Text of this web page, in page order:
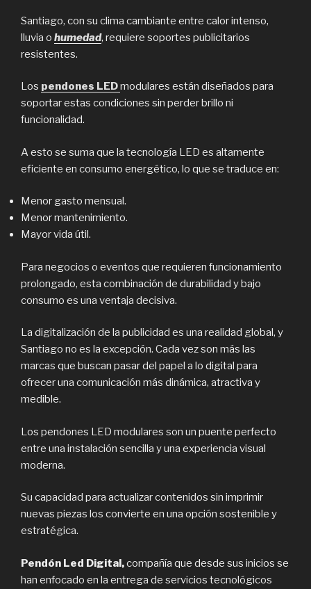
Santiago, con su clima cambiante entre calor intenso,
lluvia o humedad, requiere soportes publicitarios
resistentes.
Los pendones LEDmodulares están diseñados para
soportar estas condiciones sin perder brillo ni
funcionalidad.
A esto se suma que la tecnología LED es altamente
eficiente en consumo energético, lo que se traduce en:
Menor gasto mensual.
Menor mantenimiento.
Mayor vida útil.
Para negocios o eventos que requieren funcionamiento
prolongado, esta combinación de durabilidad y bajo
consumo es una ventaja decisiva.
La digitalización de la publicidad es una realidad global, y
Santiago no es la excepción. Cada vez son más las
marcas que buscan pasar del papel a lo digital para
ofrecer una comunicación más dinámica, atractiva y
medible.
Los pendones LED modulares son un puente perfecto
entre una instalación sencilla y una experiencia visual
moderna.
Su capacidad para actualizar contenidos sin imprimir
nuevas piezas los convierte en una opción sostenible y
estratégica.
Pendón Led Digital,compañía que desde sus inicios se
han enfocado en la entrega de servicios tecnológicos